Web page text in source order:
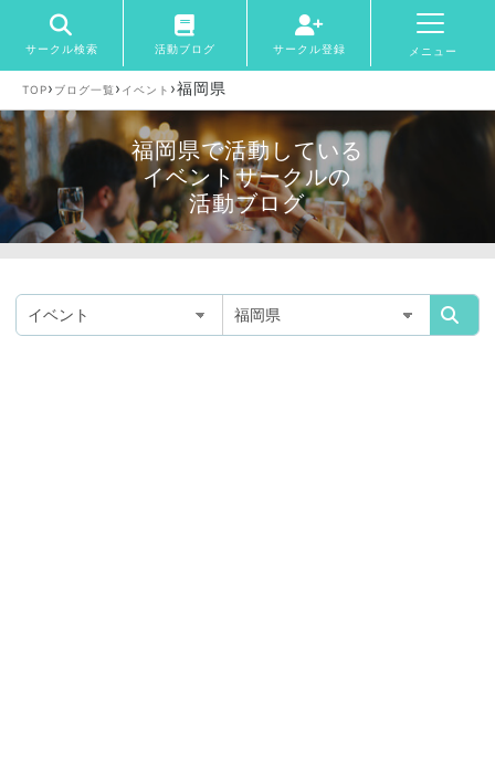
サークル検索 活動ブログ サークル登録 メニュー
TOP› ブログ一覧 › イベント ›福岡県
福岡県で活動している
イベントサークルの
活動ブログ